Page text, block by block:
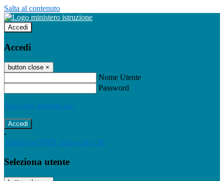
Salta al contenuto
Accedi
Accedi
button close ×
Nome Utente
Password
Password dimenticata?
-
Entra con SPID Entra con CIE
Seleziona utente